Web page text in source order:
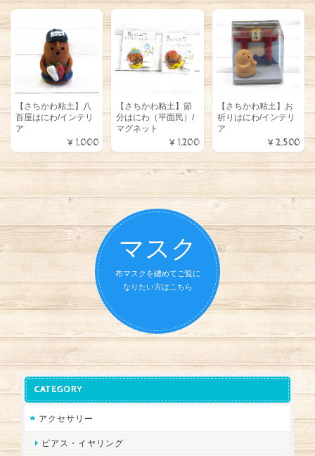
【さちかわ粘土】八
百屋はにわ/インテリ
ア
¥1,000
【さちかわ粘土】節
分はにわ（平面民）/
マグネット
¥1,200
【さちかわ粘土】お
祈りはにわ/インテリ
ア
¥2,500
マスク
布マスクを纏めてご覧に
なりたい方はこちら
CATEGORY
アクセサリー
ピアス・イヤリング